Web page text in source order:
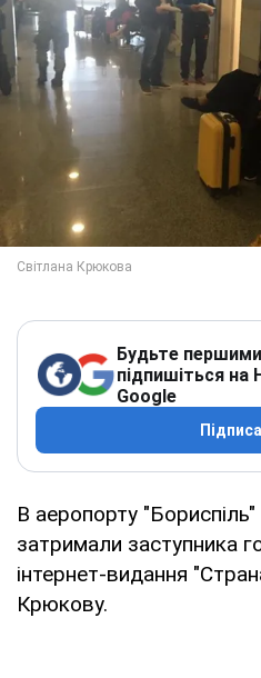
Будьте
підпишіться на
Google
В аеропорту
затримали заступника
інтернет-видання
Крюкову.